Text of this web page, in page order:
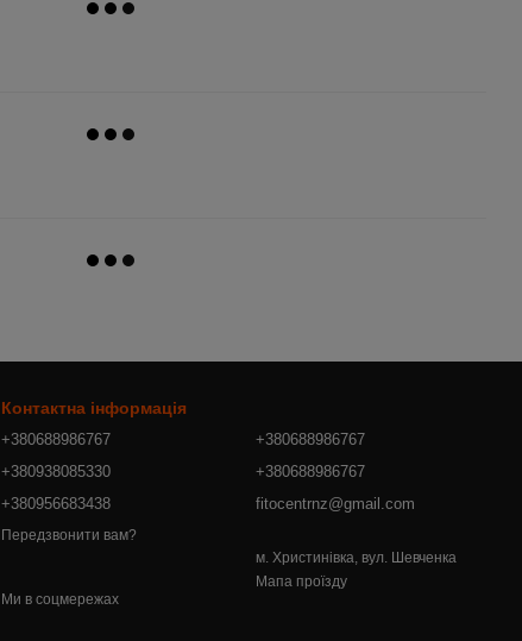
Контактна інформація
+380688986767
+380938085330
+380956683438
Передзвонити вам?
+380688986767
+380688986767
fitocentrnz@gmail.com
м. Христинівка, вул. Шевченка
Мапа проїзду
Ми в соцмережах